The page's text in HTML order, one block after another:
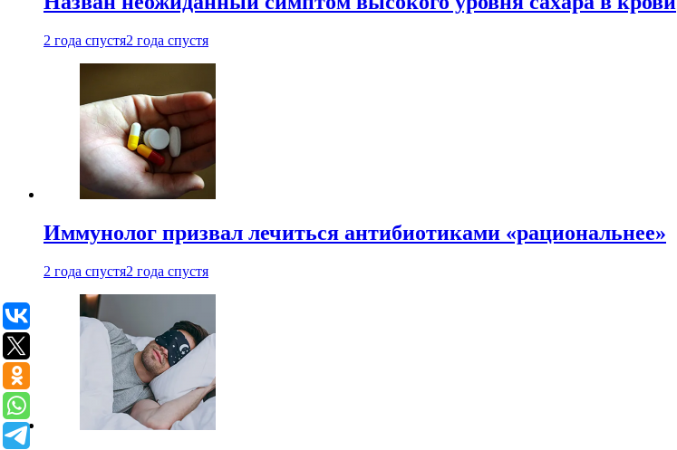
2 года спустя2 года спустя
Иммунолог призвал лечиться антибиотиками «рациональнее»
2 года спустя2 года спустя